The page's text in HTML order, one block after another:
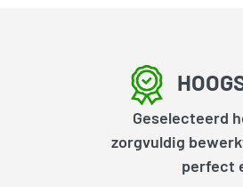
Geselecteerd
zorgvuldig
perfect